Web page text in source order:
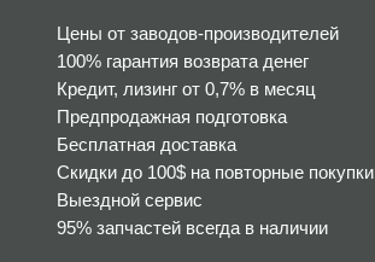
Цены от заводов-производителей
100% гарантия возврата денег
Кредит, лизинг от 0,7% в месяц
Предпродажная подготовка
Бесплатная доставка
Скидки до 100$ на повторные покупки
Выездной сервис
95% запчастей всегда в наличии